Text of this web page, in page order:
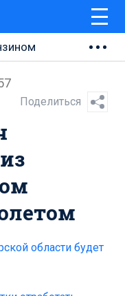
Поделиться
области будет